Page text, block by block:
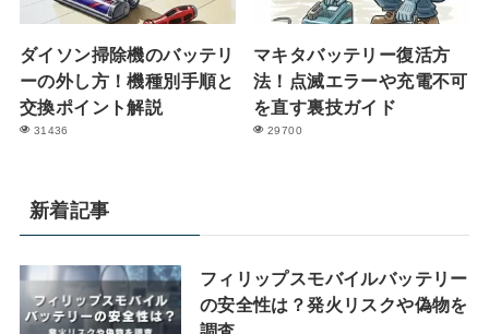
ダイソン掃除機のバッテリ
ーの外し方！機種別手順と
交換ポイント解説
31436
マキタバッテリー復活方
法！点滅エラーや充電不可
を直す裏技ガイド
29700
新着記事
フィリップスモバイルバッテリー
の安全性は？発火リスクや偽物を